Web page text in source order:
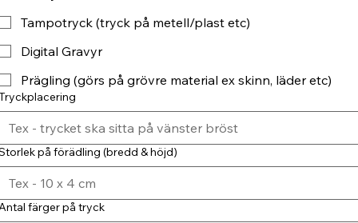
Tampotryck (tryck på metell/plast etc)
Digital Gravyr
Prägling (görs på grövre material ex skinn, läder etc)
på förädling (bredd & höjd)
färger på tryck